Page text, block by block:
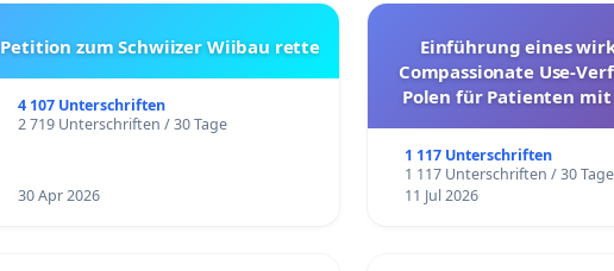
- Bürger- und Öffentlichkeitsbeteiligung bei der Erstellung des
Bebauungsplanes wie versprochen
- Kein beschleunigtes Bebauungsplanverfahren
Petition zum Schwiizer Wiibau rette
4 107 Unterschriften
2 719 Unterschriften / 30 Tage
30 Apr 2026
Einführung eines
Compassionate Use-
Polen für Patienten
1 117 Unterschriften
1 117 Unterschriften / 30 Tage
11 Jul 2026